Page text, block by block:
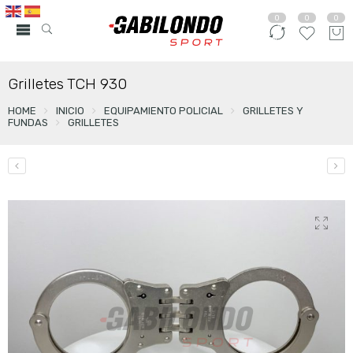
0 0 0
Grilletes TCH 930
HOME INICIO EQUIPAMIENTO POLICIAL
GRILLETES Y
FUNDAS
GRILLETES